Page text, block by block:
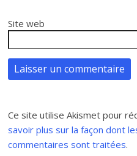
Site web
Ce site utilise Akismet pour
savoir plus sur la façon dont
commentaires sont traitées.